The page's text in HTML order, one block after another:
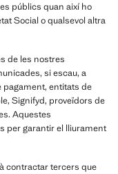
públics quan així ho
Social o qualsevol altra
de les nostres
si escau, a
entitats de
Signifyd, proveïdors de
Aquestes
per garantir el lliurament
contractar tercers que